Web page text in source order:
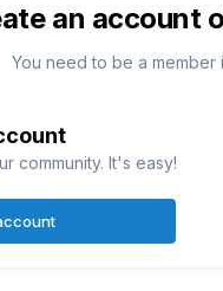
an account
You need to be a
community. It's easy!